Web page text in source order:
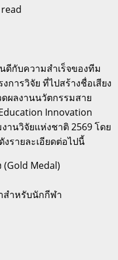
กับความสำเร็จของทีม
การวิจัย ที่ไปสร้างชื่อเสียง
ผลงานนวัตกรรมสาย
Innovation
านวิจัยแห่งชาติ 2569 โดย
งรายละเอียดต่อไปนี้
(Gold Medal)
สำหรับนักกีฬา